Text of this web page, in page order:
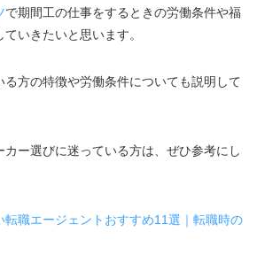
で期間工の仕事をするときの労働条件や福
いきたいと思います。
る方の特徴や労働条件についても説明して
カー選びに迷っている方は、ぜひ参考にし
転職エージェントおすすめ11選｜転職時の